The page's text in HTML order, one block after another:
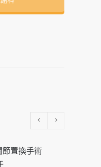
節置換手術